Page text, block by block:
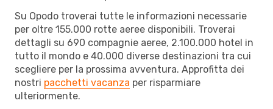
Su Opodo troverai tutte le informazioni necessarie
per oltre 155.000 rotte aeree disponibili. Troverai
dettagli su 690 compagnie aeree, 2.100.000 hotel in
tutto il mondo e 40.000 diverse destinazioni tra cui
scegliere per la prossima avventura. Approfitta dei
nostri pacchetti vacanza per risparmiare
ulteriormente.